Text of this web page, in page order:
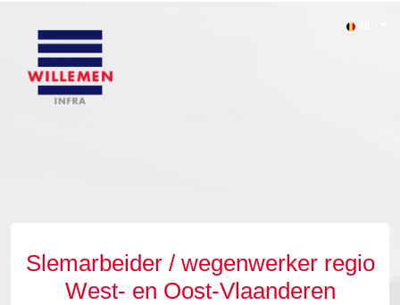
Slemarbeider / wegenwerker regio
West- en Oost-Vlaanderen